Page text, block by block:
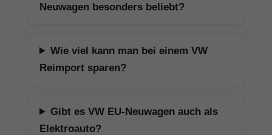
Neuwagen besonders beliebt?
Wie viel kann man bei einem VW
Reimport sparen?
Gibt es VW EU-Neuwagen auch als
Elektroauto?